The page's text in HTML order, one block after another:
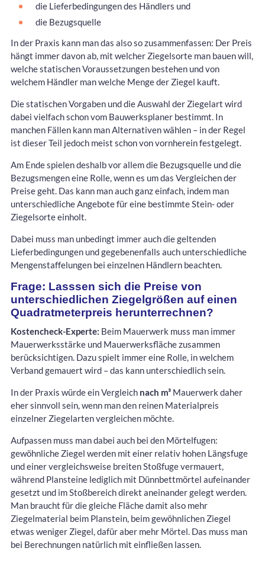
die Lieferbedingungen des Händlers und
die Bezugsquelle
In der Praxis kann man das also so zusammenfassen: Der Preis
hängt immer davon ab, mit welcher Ziegelsorte man bauen will,
welche statischen Voraussetzungen bestehen und von
welchem Händler man welche Menge der Ziegel kauft.
Die statischen Vorgaben und die Auswahl der Ziegelart wird
dabei vielfach schon vom Bauwerksplaner bestimmt. In
manchen Fällen kann man Alternativen wählen – in der Regel
ist dieser Teil jedoch meist schon von vornherein festgelegt.
Am Ende spielen deshalb vor allem die Bezugsquelle und die
Bezugsmengen eine Rolle, wenn es um das Vergleichen der
Preise geht. Das kann man auch ganz einfach, indem man
unterschiedliche Angebote für eine bestimmte Stein- oder
Ziegelsorte einholt.
Dabei muss man unbedingt immer auch die geltenden
Lieferbedingungen und gegebenenfalls auch unterschiedliche
Mengenstaffelungen bei einzelnen Händlern beachten.
Frage: Lasssen sich die Preise von
unterschiedlichen Ziegelgrößen auf einen
Quadratmeterpreis herunterrechnen?
Kostencheck-Experte: Beim Mauerwerk muss man immer
Mauerwerksstärke und Mauerwerksfläche zusammen
berücksichtigen. Dazu spielt immer eine Rolle, in welchem
Verband gemauert wird – das kann unterschiedlich sein.
In der Praxis würde ein Vergleich nach m³ Mauerwerk daher
eher sinnvoll sein, wenn man den reinen Materialpreis
einzelner Ziegelarten vergleichen möchte.
Aufpassen muss man dabei auch bei den Mörtelfugen:
gewöhnliche Ziegel werden mit einer relativ hohen Längsfuge
und einer vergleichsweise breiten Stoßfuge vermauert,
während Plansteine lediglich mit Dünnbettmörtel aufeinander
gesetzt und im Stoßbereich direkt aneinander gelegt werden.
Man braucht für die gleiche Fläche damit also mehr
Ziegelmaterial beim Planstein, beim gewöhnlichen Ziegel
etwas weniger Ziegel, dafür aber mehr Mörtel. Das muss man
bei Berechnungen natürlich mit einfließen lassen.